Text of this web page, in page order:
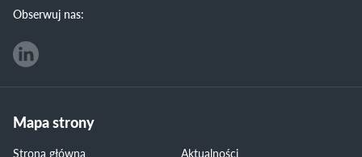
Obserwuj nas:
Mapa strony
Strona główna
Aktualności